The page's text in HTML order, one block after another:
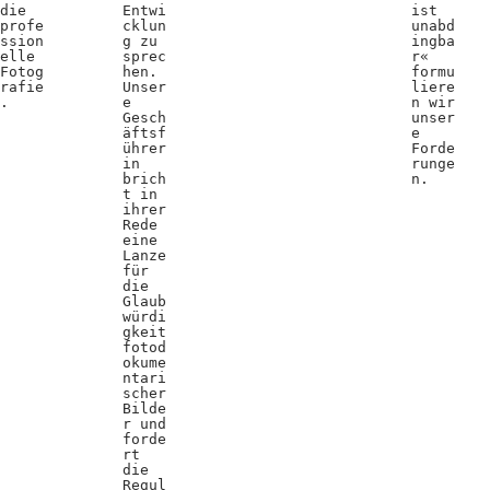
die
profe
ssion
elle
Fotog
rafie
.
Entwi
cklun
g zu
sprec
hen.
Unser
e
Gesch
äftsf
ührer
in
brich
t in
ihrer
Rede
eine
Lanze
für
die
Glaub
würdi
gkeit
fotod
okume
ntari
scher
Bilde
r und
forde
rt
die
Regul
ist
unabd
ingba
r«
formu
liere
n wir
unser
e
Forde
runge
n.